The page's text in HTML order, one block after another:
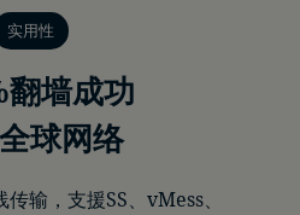
实用性
墙成功
球网络
输，支援SS、vMess、